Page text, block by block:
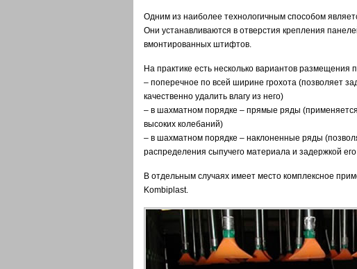
Одним из наиболее технологичным способом
Они устанавливаются в отверстия крепления
вмонтированных штифтов.
На практике есть несколько вариантов размещения
– поперечное по всей ширине грохота (позволяет
качественно удалить влагу из него)
– в шахматном порядке – прямые ряды
высоких колебаний)
– в шахматном порядке – наклоненные ряды
распределения сыпучего материала и задержкой его
В отдельным случаях имеет место комплексное
Kombiplast.